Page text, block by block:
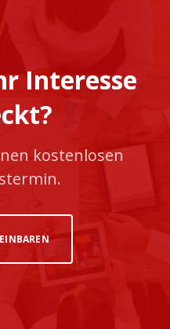
Interesse
kostenlosen